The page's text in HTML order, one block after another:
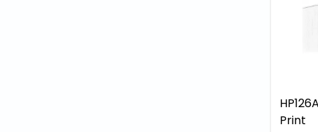
Print